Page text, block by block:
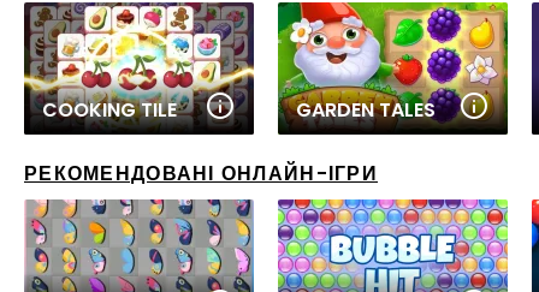
COOKING TILE GARDEN TALES
РЕКОМЕНДОВАНІ ОНЛАЙН-ІГРИ